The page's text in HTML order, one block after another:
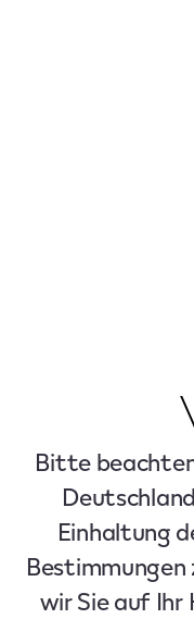
Bitte
Einhaltung
Bestimmungen
wir Sie auf